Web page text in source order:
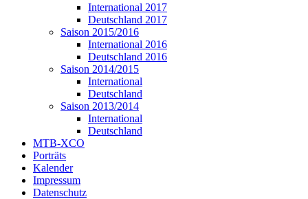
International 2017
Deutschland 2017
Saison 2015/2016
International 2016
Deutschland 2016
Saison 2014/2015
International
Deutschland
Saison 2013/2014
International
Deutschland
MTB-XCO
Porträts
Kalender
Impressum
Datenschutz